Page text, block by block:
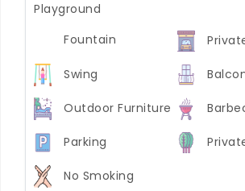
Playground
Fountain
Swing
Outdoor Furniture
Parking
No Smoking